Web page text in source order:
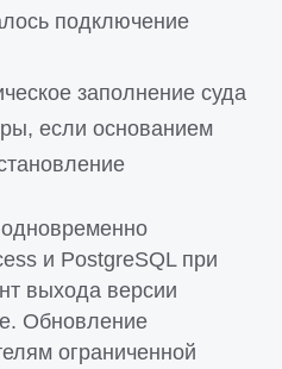
подключение
заполнение суда
если основанием
и PostgreSQL при
выхода версии
Обновление
ограниченной